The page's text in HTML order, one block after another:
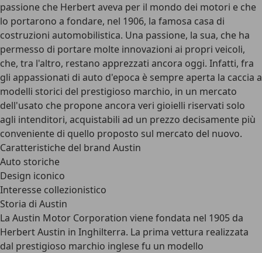
passione che Herbert aveva per il mondo dei motori e che
lo portarono a fondare, nel 1906, la famosa casa di
costruzioni automobilistica. Una passione, la sua, che ha
permesso di portare molte innovazioni ai propri veicoli,
che, tra l'altro, restano apprezzati ancora oggi. Infatti, fra
gli appassionati di auto d'epoca è sempre aperta la caccia a
modelli storici del prestigioso marchio, in un mercato
dell'usato che propone ancora veri gioielli riservati solo
agli intenditori, acquistabili ad un prezzo decisamente più
conveniente di quello proposto sul mercato del nuovo.
Caratteristiche del brand Austin
Auto storiche
Design iconico
Interesse collezionistico
Storia di Austin
La Austin Motor Corporation viene fondata nel 1905 da
Herbert Austin in Inghilterra. La prima vettura realizzata
dal prestigioso marchio inglese fu un modello